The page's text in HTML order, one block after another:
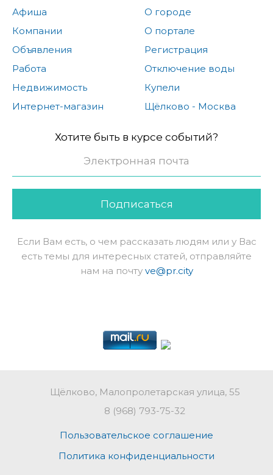
Афиша
Компании
Объявления
Работа
Недвижимость
Интернет-магазин
О городе
О портале
Регистрация
Отключение воды
Купели
Щёлково - Москва
Хотите быть в курсе событий?
Подписаться
Если Вам есть, о чем рассказать людям или у Вас
есть темы для интересных статей, отправляйте
нам на почту ve@pr.city
Щёлково, Малопролетарская улица, 55
8 (968) 793-75-32
Пользовательское соглашение
Политика конфиденциальности